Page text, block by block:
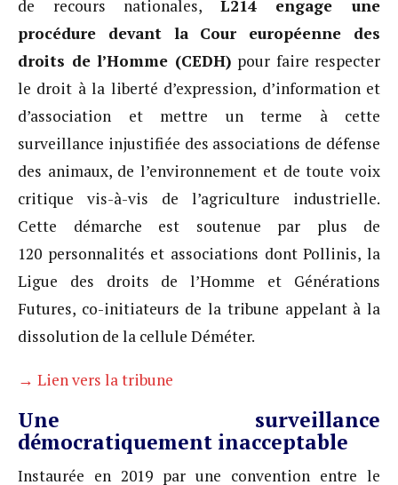
de recours nationales, L214 engage une
procédure devant la Cour européenne des
droits de l’Homme (CEDH) pour faire respecter
le droit à la liberté d’expression, d’information et
d’association et mettre un terme à cette
surveillance injustifiée des associations de défense
des animaux, de l’environnement et de toute voix
critique vis-à-vis de l’agriculture industrielle.
Cette démarche est soutenue par plus de
120 personnalités et associations dont Pollinis, la
Ligue des droits de l’Homme et Générations
Futures, co-initiateurs de la tribune appelant à la
dissolution de la cellule Déméter.
→ Lien vers la tribune
Une surveillance
démocratiquement inacceptable
Instaurée en 2019 par une convention entre le